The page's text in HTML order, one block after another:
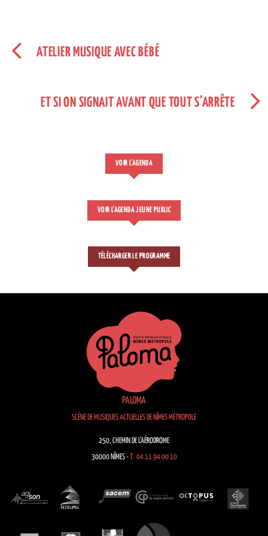
ATELIER MUSIQUE AVEC BÉBÉ
ET SI ON SIGNAIT AVANT QUE TOUT S’ARRÊTE
VOIR L'AGENDA
VOIR L'AGENDA JEUNE PUBLIC
TÉLÉCHARGER LE PROGRAMME
PALOMA
SCÈNE DE MUSIQUES ACTUELLES DE NÎMES MÉTROPOLE
250, CHEMIN DE L’AÉRODROME
30000 NÎMES -T. 04 11 94 00 10